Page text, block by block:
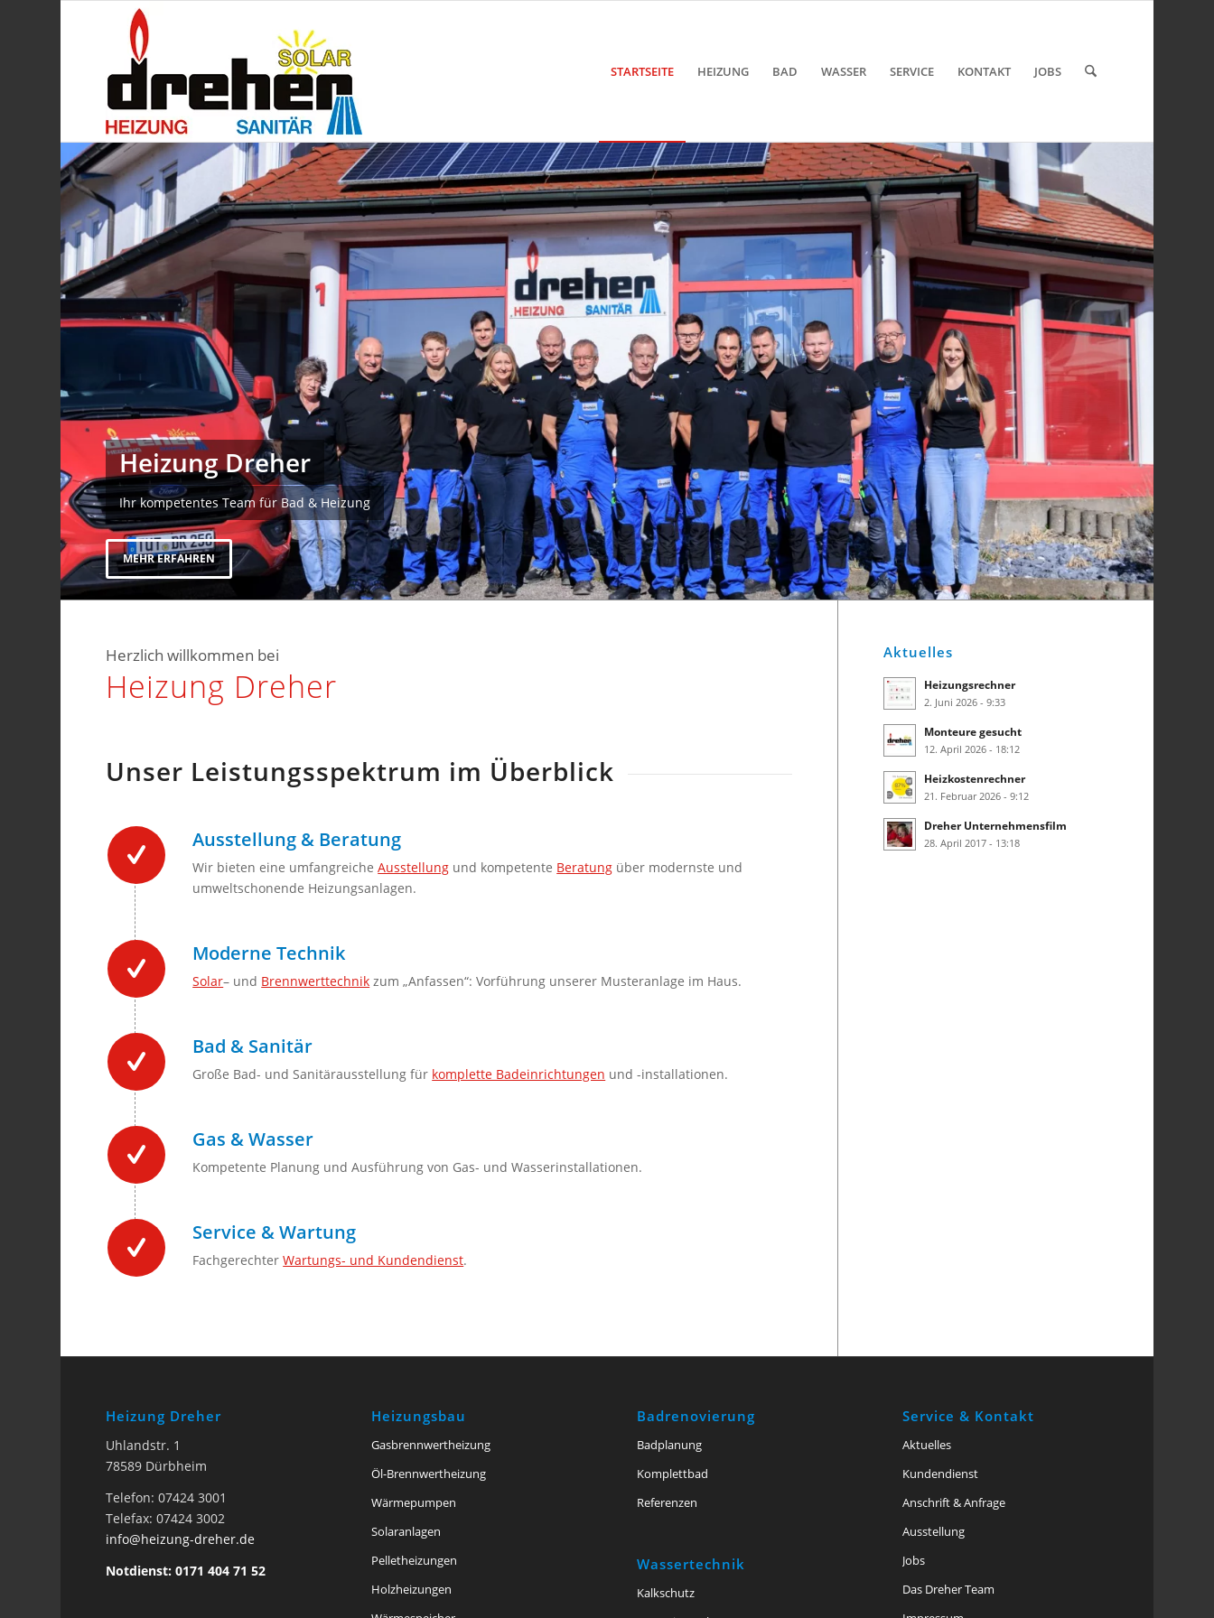
STARTSEITE HEIZUNG BAD WASSER SERVICE KONTAKT JOBS
Heizung Dreher
Ihr kompetentes Team für Bad & Heizung
MEHR ERFAHREN
Herzlich willkommen bei
Heizung Dreher
Unser Leistungsspektrum im Überblick
Ausstellung & Beratung
Wir bieten eine umfangreicheAusstellung und kompetente Beratung über modernste und
umweltschonende Heizungsanlagen.
Moderne Technik
Solar– und Brennwerttechnik zum „Anfassen“: Vorführung unserer Musteranlage im Haus.
Bad & Sanitär
Große Bad- und Sanitärausstellung für komplette Badeinrichtungen und -installationen.
Gas & Wasser
Kompetente Planung und Ausführung von Gas- und Wasserinstallationen.
Service & Wartung
FachgerechterWartungs- und Kundendienst.
Aktuelles
Heizungsrechner
2. Juni 2026 - 9:33
Monteure gesucht
12. April 2026 - 18:12
Heizkostenrechner
21. Februar 2026 - 9:12
Dreher Unternehmensfilm
28. April 2017 - 13:18
Heizung Dreher
Uhlandstr. 1
78589 Dürbheim
Telefon: 07424 3001
Telefax: 07424 3002
info@heizung-dreher.de
Notdienst: 0171 404 71 52
Heizungsbau
Gasbrennwertheizung
Öl-Brennwertheizung
Wärmepumpen
Solaranlagen
Pelletheizungen
Holzheizungen
Badrenovierung
Badplanung
Komplettbad
Referenzen
Wassertechnik
Kalkschutz
Service & Kontakt
Aktuelles
Kundendienst
Anschrift & Anfrage
Ausstellung
Jobs
Das Dreher Team